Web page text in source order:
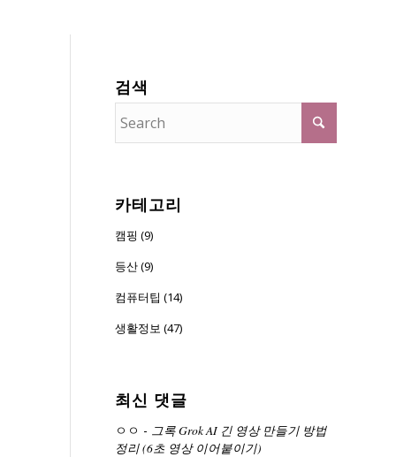
검색
카테고리
캠핑 (9)
등산 (9)
컴퓨터팁 (14)
생활정보 (47)
최신 댓글
ㅇㅇ - 그록 Grok AI 긴 영상 만들기 방법
정리 (6초 영상 이어붙이기)